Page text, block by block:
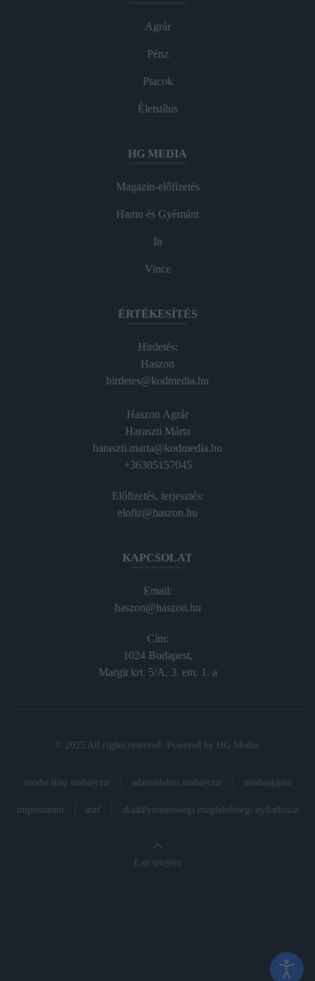
Agrár
Pénz
Piacok
Életstílus
HG MEDIA
Magazin-előfizetés
Hamu és Gyémánt
In
Vince
ÉRTÉKESÍTÉS
Hirdetés:
Haszon
hirdetes@kodmedia.hu
Haszon Agrár
Haraszti Márta
haraszti.marta@kodmedia.hu
+36305157045
Előfizetés, terjesztés:
elofiz@haszon.hu
KAPCSOLAT
Email:
haszon@haszon.hu
Cím:
1024 Budapest,
Margit krt. 5/A, 3. em. 1. a
© 2025 All rights reserved. Powered by HG Media
moderálási szabályzat adatvédelmi szabályzat médiaajánló
impresszum ászf akadálymentességi megfelelőségi nyilatkozat
Lap tetejére